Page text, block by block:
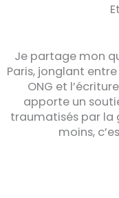
Je partage mon
Paris, jonglant
ONG et
apporte un
traumatisés par la
moins,